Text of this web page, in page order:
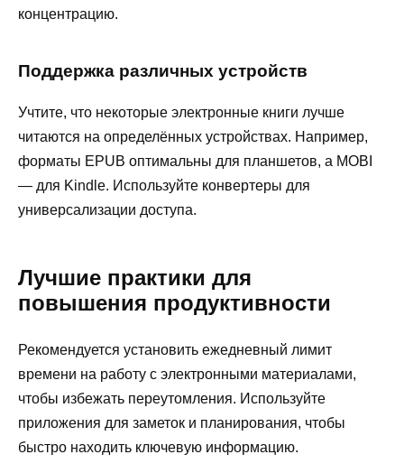
концентрацию.
Поддержка различных устройств
Учтите, что некоторые электронные книги лучше
читаются на определённых устройствах. Например,
форматы EPUB оптимальны для планшетов, а MOBI
— для Kindle. Используйте конвертеры для
универсализации доступа.
Лучшие практики для
повышения продуктивности
Рекомендуется установить ежедневный лимит
времени на работу с электронными материалами,
чтобы избежать переутомления. Используйте
приложения для заметок и планирования, чтобы
быстро находить ключевую информацию.